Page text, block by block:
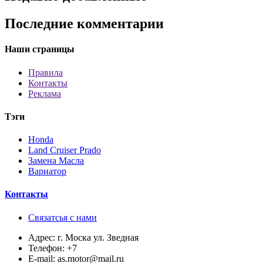
Последние комментарии
Наши страницы
Правила
Контакты
Реклама
Тэги
Honda
Land Cruiser Prado
Замена Масла
Вариатор
Контакты
Связатсья с нами
Адрес: г. Моска ул. Зведная
Телефон: +7
E-mail: as.motor@mail.ru